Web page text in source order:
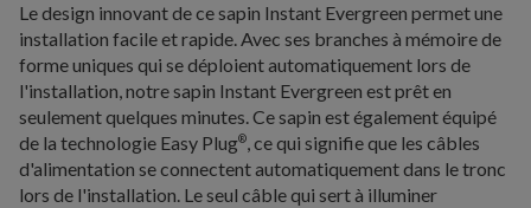
Le design innovant de ce sapin Instant Evergreen permet une
installation facile et rapide. Avec ses branches à mémoire de
forme uniques qui se déploient automatiquement lors de
l'installation, notre sapin Instant Evergreen est prêt en
seulement quelques minutes. Ce sapin est également équipé
de la technologie Easy Plug®, ce qui signifie que les câbles
d'alimentation se connectent automatiquement dans le tronc
lors de l'installation. Le seul câble qui sert à illuminer